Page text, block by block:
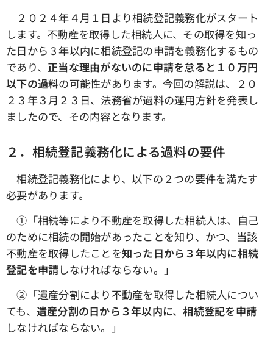
２０２４年４月１日より相続登記義務化がスタート
します。不動産を取得した相続人に、その取得を知っ
た日から３年以内に相続登記の申請を義務化するもの
であり、 正当な理由がないのに申請を怠ると１０万円
以下の過料の可能性があります。今回の解説は、２０
２３年３月２３日、法務省が過料の運用方針を発表し
ましたので、その内容となります。
２．相続登記義務化による過料の要件
相続登記義務化により、以下の２つの要件を満たす
必要があります。
①「相続等により不動産を取得した相続人は、自己
のために相続の開始があったことを知り、かつ、当該
不動産を取得したことを知った日から３年以内に相続
登記を申請しなければならない。」
➁「遺産分割により不動産を取得した相続人につい
ても、 遺産分割の日から３年以内に、相続登記を申請
しなければならない。」